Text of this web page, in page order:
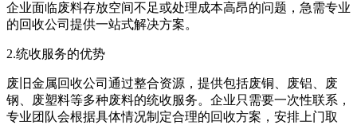
企业面临废料存放空间不足或处理成本高昂的问题，急需专业
的回收公司提供一站式解决方案。
2.统收服务的优势
废旧金属回收公司通过整合资源，提供包括废铜、废铝、废
钢、废塑料等多种废料的统收服务。企业只需要一次性联系，
专业团队会根据具体情况制定合理的回收方案，安排上门取